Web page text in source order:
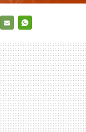
MAIL